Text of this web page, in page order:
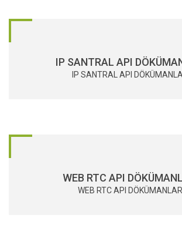
IP SANTRAL API
IP SANTRAL API
WEB RTC API
WEB RTC API DÖKÜMANLARI